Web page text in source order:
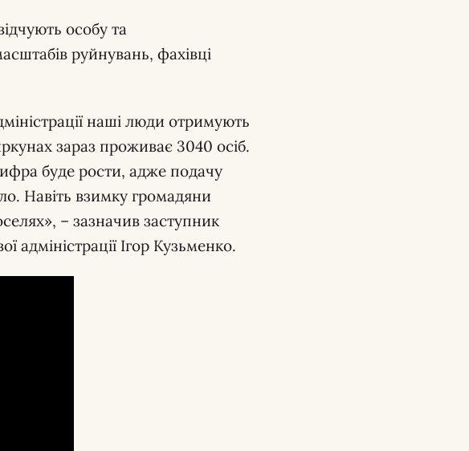
особу та
руйнувань, фахівці
наші люди отримують
зараз проживає 3040 осіб.
буде рости, адже подачу
Навіть взимку громадяни
– зазначив заступник
адміністрації Ігор Кузьменко.